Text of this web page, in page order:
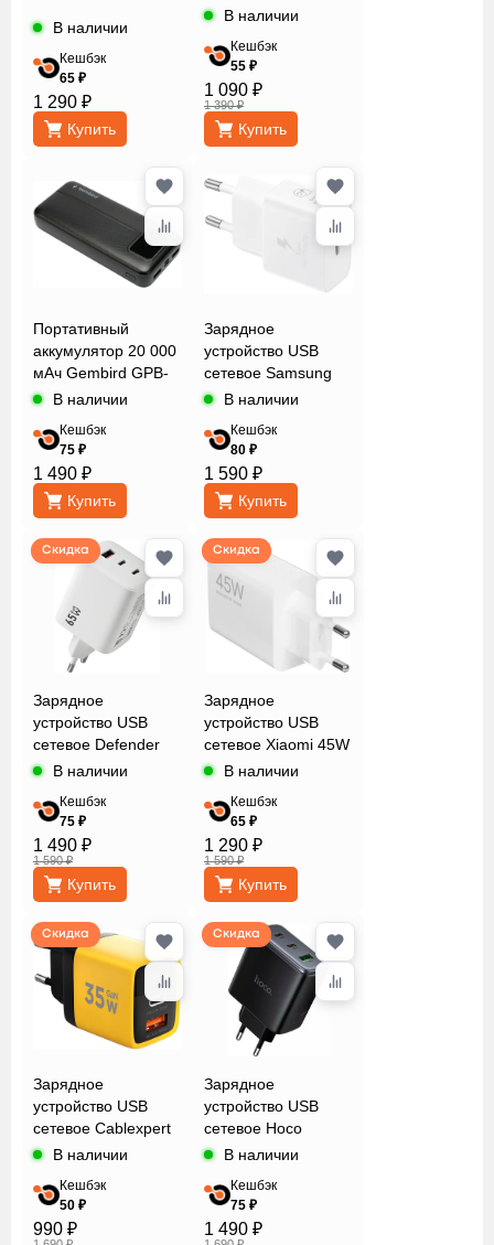
В наличии
Кешбэк
65 ₽
1 290 ₽
Купить
MP3A-PC-52
В наличии
Кешбэк
55 ₽
1 090 ₽
1 390 ₽
Купить
Портативный
аккумулятор 20 000
мАч Gembird GPB-
20QВ наличии
Кешбэк
75 ₽
1 490 ₽
Купить
Зарядное
устройство USB
сетевое Samsung
EP-T2510
В наличии
Кешбэк
80 ₽
1 590 ₽
Купить
Скидка
Зарядное
устройство USB
сетевое Defender
UPA-105
В наличии
Кешбэк
75 ₽
1 490 ₽
1 590 ₽
Купить
Скидка
Зарядное
устройство USB
сетевое Xiaomi 45W
Turbo Charging
В наличии
Кешбэк
65 ₽
1 290 ₽
1 590 ₽
Купить
Скидка
Зарядное
устройство USB
сетевое Cablexpert
MP3A-PC-53
В наличии
Кешбэк
50 ₽
990 ₽
Скидка
Зарядное
устройство USB
сетевое Hoco
C160A
В наличии
Кешбэк
75 ₽
1 490 ₽